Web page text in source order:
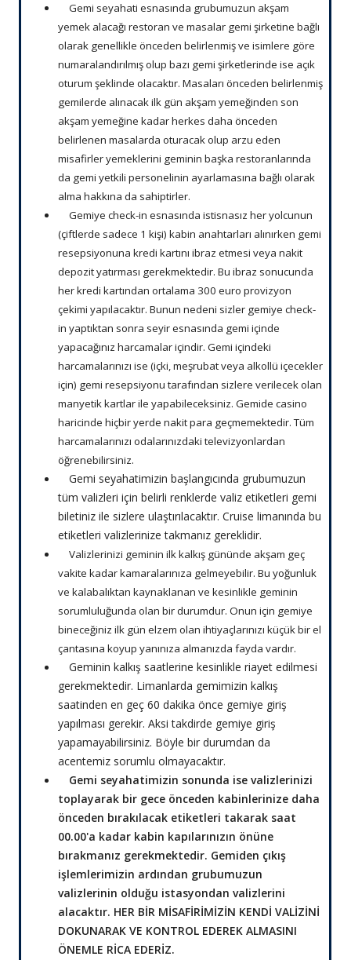
Gemi seyahati esnasında grubumuzun akşam
yemek alacağı restoran ve masalar gemi şirketine bağlı
olarak genellikle önceden belirlenmiş ve isimlere göre
numaralandırılmış olup bazı gemi şirketlerinde ise açık
oturum şeklinde olacaktır. Masaları önceden belirlenmiş
gemilerde alınacak ilk gün akşam yemeğinden son
akşam yemeğine kadar herkes daha önceden
belirlenen masalarda oturacak olup arzu eden
misafirler yemeklerini geminin başka restoranlarında
da gemi yetkili personelinin ayarlamasına bağlı olarak
alma hakkına da sahiptirler.
Gemiye check-in esnasında istisnasız her yolcunun
(çiftlerde sadece 1 kişi) kabin anahtarları alınırken gemi
resepsiyonuna kredi kartını ibraz etmesi veya nakit
depozit yatırması gerekmektedir. Bu ibraz sonucunda
her kredi kartından ortalama 300 euro provizyon
çekimi yapılacaktır. Bunun nedeni sizler gemiye check-
in yaptıktan sonra seyir esnasında gemi içinde
yapacağınız harcamalar içindir. Gemi içindeki
harcamalarınızı ise (içki, meşrubat veya alkollü içecekler
için) gemi resepsiyonu tarafından sizlere verilecek olan
manyetik kartlar ile yapabileceksiniz. Gemide casino
haricinde hiçbir yerde nakit para geçmemektedir. Tüm
harcamalarınızı odalarınızdaki televizyonlardan
öğrenebilirsiniz.
Gemi seyahatimizin başlangıcında grubumuzun
tüm valizleri için belirli renklerde valiz etiketleri gemi
biletiniz ile sizlere ulaştırılacaktır. Cruise limanında bu
etiketleri valizlerinize takmanız gereklidir.
Valizlerinizi geminin ilk kalkış gününde akşam geç
vakite kadar kamaralarınıza gelmeyebilir. Bu yoğunluk
ve kalabalıktan kaynaklanan ve kesinlikle geminin
sorumluluğunda olan bir durumdur. Onun için gemiye
bineceğiniz ilk gün elzem olan ihtiyaçlarınızı küçük bir el
çantasına koyup yanınıza almanızda fayda vardır.
Geminin kalkış saatlerine kesinlikle riayet edilmesi
gerekmektedir. Limanlarda gemimizin kalkış
saatinden en geç 60 dakika önce gemiye giriş
yapılması gerekir. Aksi takdirde gemiye giriş
yapamayabilirsiniz. Böyle bir durumdan da
acentemiz sorumlu olmayacaktır.
Gemi seyahatimizin sonunda ise valizlerinizi
toplayarak bir gece önceden kabinlerinize daha
önceden bırakılacak etiketleri takarak saat
00.00'a kadar kabin kapılarınızın önüne
bırakmanız gerekmektedir. Gemiden çıkış
işlemlerimizin ardından grubumuzun
valizlerinin olduğu istasyondan valizlerini
alacaktır. HER BİR MİSAFİRİMİZİN KENDİ VALİZİNİ
DOKUNARAK VE KONTROL EDEREK ALMASINI
ÖNEMLE RİCA EDERİZ.